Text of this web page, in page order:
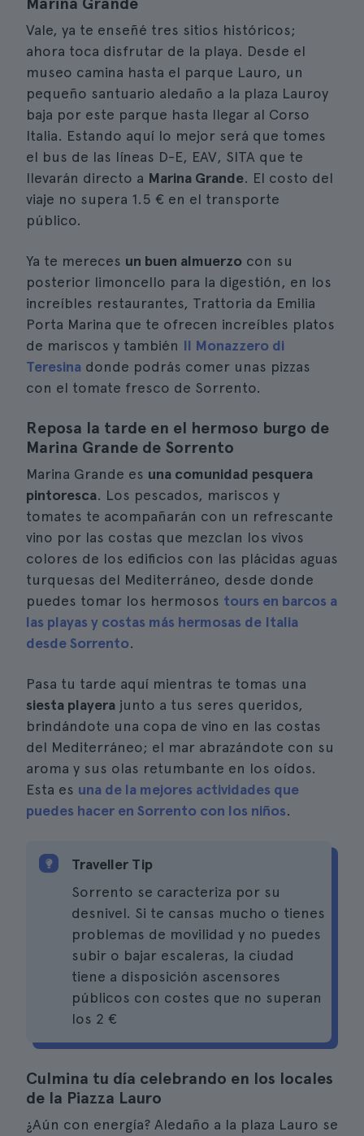
Vale, ya te enseñé tres sitios históricos;
ahora toca disfrutar de la playa. Desde el
museo camina hasta el parque Lauro, un
pequeño santuario aledaño a la plaza Lauroy
baja por este parque hasta llegar al Corso
Italia. Estando aquí lo mejor será que tomes
el bus de las líneas D-E, EAV, SITA que te
llevarán directo a Marina Grande. El costo del
viaje no supera 1.5 € en el transporte
público.
Ya te mereces un buen almuerzo con su
posterior limoncello para la digestión, en los
increíbles restaurantes, Trattoria da Emilia
Porta Marina que te ofrecen increíbles platos
de mariscos y también Il Monazzero di
Teresina donde podrás comer unas pizzas
con el tomate fresco de Sorrento.
Reposa la tarde en el hermoso burgo de
Marina Grande de Sorrento
Marina Grande es una comunidad pesquera
pintoresca. Los pescados, mariscos y
tomates te acompañarán con un refrescante
vino por las costas que mezclan los vivos
colores de los edificios con las plácidas aguas
turquesas del Mediterráneo, desde donde
puedes tomar los hermosos tours en barcos a
las playas y costas más hermosas de Italia
desde Sorrento.
Pasa tu tarde aquí mientras te tomas una
siesta playera junto a tus seres queridos,
brindándote una copa de vino en las costas
del Mediterráneo; el mar abrazándote con su
aroma y sus olas retumbante en los oídos.
Esta es una de la mejores actividades que
puedes hacer en Sorrento con los niños.
Traveller Tip
Sorrento se caracteriza por su
desnivel. Si te cansas mucho o tienes
problemas de movilidad y no puedes
subir o bajar escaleras, la ciudad
tiene a disposición ascensores
públicos con costes que no superan
los 2 €
Culmina tu día celebrando en los locales
de la Piazza Lauro
¿Aún con energía? Aledaño a la plaza Lauro se